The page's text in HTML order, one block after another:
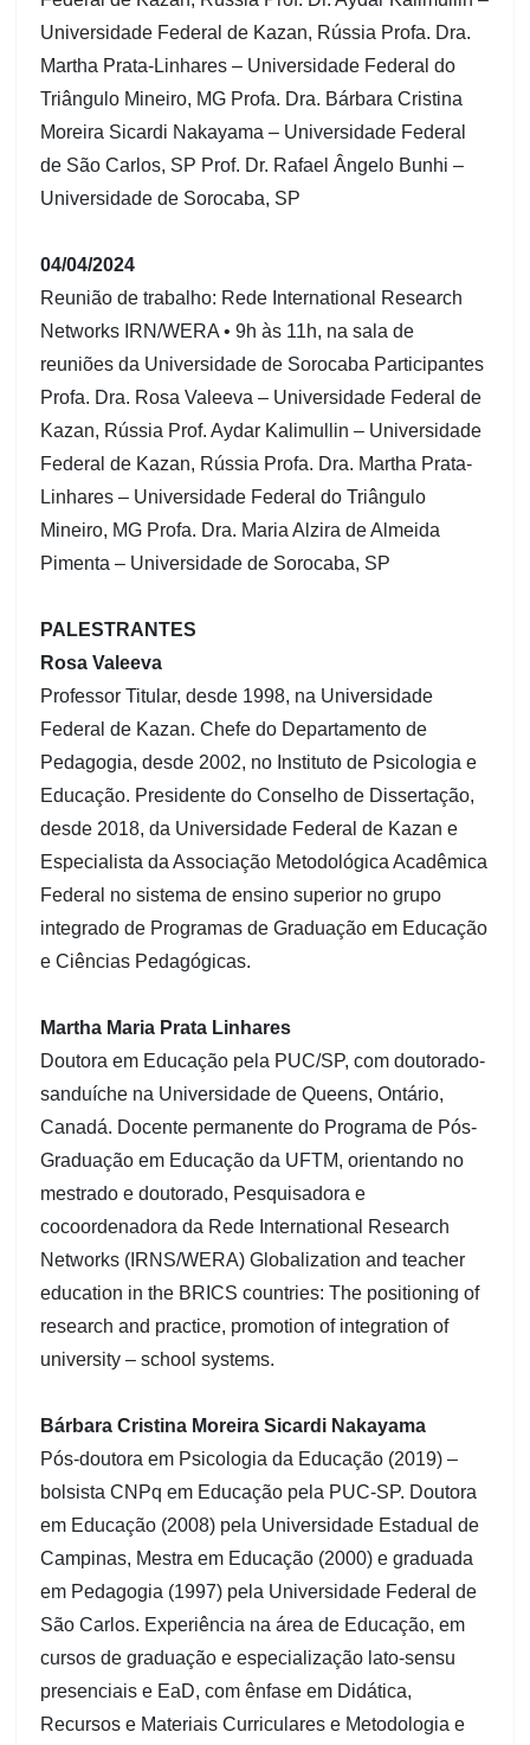
Universidade Federal de Kazan, Rússia Profa. Dra.
Martha Prata-Linhares – Universidade Federal do
Triângulo Mineiro, MG Profa. Dra. Bárbara Cristina
Moreira Sicardi Nakayama – Universidade Federal
de São Carlos, SP Prof. Dr. Rafael Ângelo Bunhi –
Universidade de Sorocaba, SP
04/04/2024
Reunião de trabalho: Rede International Research
Networks IRN/WERA • 9h às 11h, na sala de
reuniões da Universidade de Sorocaba Participantes
Profa. Dra. Rosa Valeeva – Universidade Federal de
Kazan, Rússia Prof. Aydar Kalimullin – Universidade
Federal de Kazan, Rússia Profa. Dra. Martha Prata-
Linhares – Universidade Federal do Triângulo
Mineiro, MG Profa. Dra. Maria Alzira de Almeida
Pimenta – Universidade de Sorocaba, SP
PALESTRANTES
Rosa Valeeva
Professor Titular, desde 1998, na Universidade
Federal de Kazan. Chefe do Departamento de
Pedagogia, desde 2002, no Instituto de Psicologia e
Educação. Presidente do Conselho de Dissertação,
desde 2018, da Universidade Federal de Kazan e
Especialista da Associação Metodológica Acadêmica
Federal no sistema de ensino superior no grupo
integrado de Programas de Graduação em Educação
e Ciências Pedagógicas.
Martha Maria Prata Linhares
Doutora em Educação pela PUC/SP, com doutorado-
sanduíche na Universidade de Queens, Ontário,
Canadá. Docente permanente do Programa de Pós-
Graduação em Educação da UFTM, orientando no
mestrado e doutorado, Pesquisadora e
cocoordenadora da Rede International Research
Networks (IRNS/WERA) Globalization and teacher
education in the BRICS countries: The positioning of
research and practice, promotion of integration of
university – school systems.
Bárbara Cristina Moreira Sicardi Nakayama
Pós-doutora em Psicologia da Educação (2019) –
bolsista CNPq em Educação pela PUC-SP. Doutora
em Educação (2008) pela Universidade Estadual de
Campinas, Mestra em Educação (2000) e graduada
em Pedagogia (1997) pela Universidade Federal de
São Carlos. Experiência na área de Educação, em
cursos de graduação e especialização lato-sensu
presenciais e EaD, com ênfase em Didática,
Recursos e Materiais Curriculares e Metodologia e